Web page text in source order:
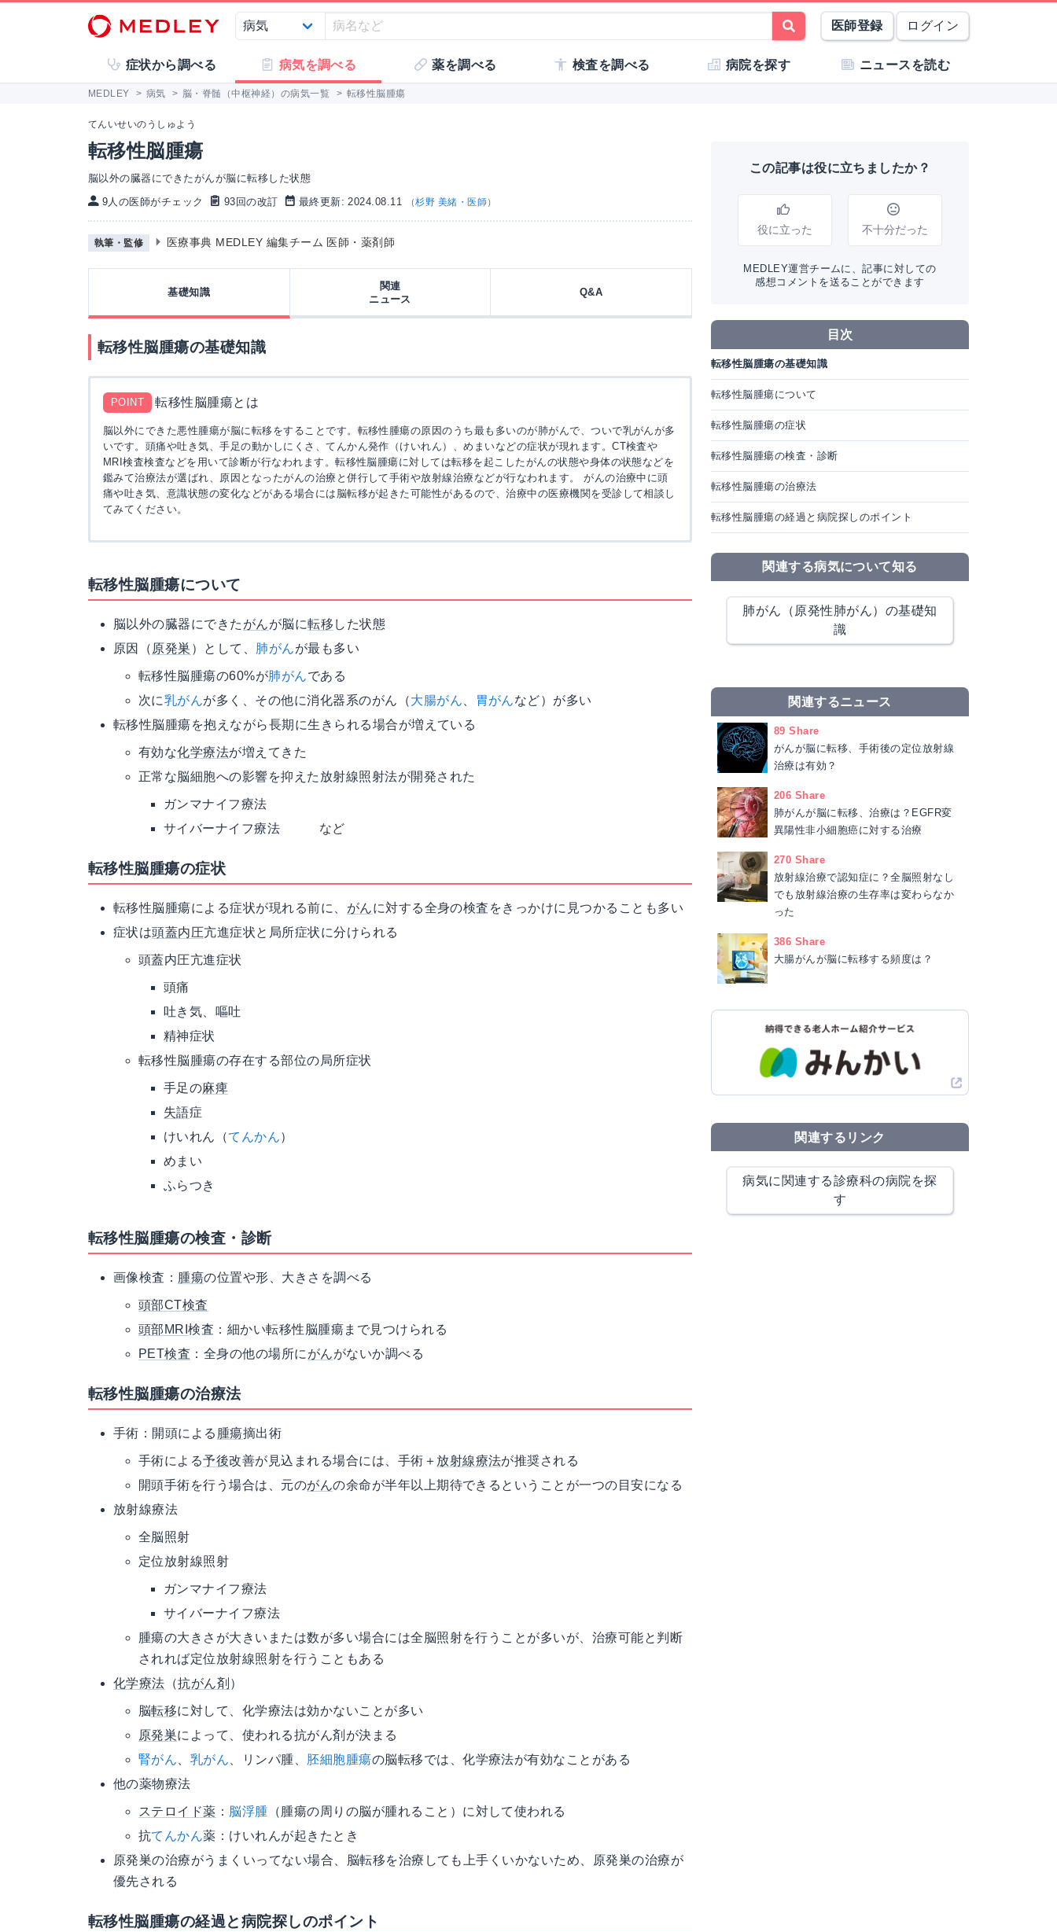
医師登録 ログイン
症状から調べる 病気を調べる 薬を調べる 検査を調べる 病院を探す ニュースを読む
MEDLEY > 病気 > 脳・脊髄（中枢神経）の病気一覧 > 転移性脳腫瘍
てんいせいのうしゅよう
転移性脳腫瘍
脳以外の臓器にできたがんが脳に転移した状態
9人の医師がチェック
93回の改訂 最終更新: 2024.08.11 （杉野 美緒・医師）
執筆・監修 医療事典 MEDLEY 編集チーム 医師・薬剤師
基礎知識
関連
ニュース
Q&A
転移性脳腫瘍の基礎知識
POINT 転移性脳腫瘍とは
脳以外にできた悪性腫瘍が脳に転移をすることです。転移性腫瘍の原因のうち最も多いのが肺がんで、ついで乳がんが多
いです。頭痛や吐き気、手足の動かしにくさ、てんかん発作（けいれん）、めまいなどの症状が現れます。CT検査や
MRI検査検査などを用いて診断が行なわれます。転移性脳腫瘍に対しては転移を起こしたがんの状態や身体の状態などを
鑑みて治療法が選ばれ、原因となったがんの治療と併行して手術や放射線治療などが行なわれます。 がんの治療中に頭
痛や吐き気、意識状態の変化などがある場合には脳転移が起きた可能性があるので、治療中の医療機関を受診して相談し
てみてください。
転移性脳腫瘍について
脳以外の臓器にできた がんが脳に転移 した状態
原因（ 原発巣 ）として、 肺がんが最も多い
転移性脳腫瘍の60%が肺がんである
次に乳がんが多く、その他に消化器系のがん（大腸がん 胃がんなど）が多い
転移性脳腫瘍を抱えながら長期に生きられる場合が増えている
有効な化学療法が増えてきた
正常な脳細胞への影響を抑えた放射線照射法が開発された
ガンマナイフ療法
サイバーナイフ療法 など
転移性脳腫瘍の症状
転移性脳腫瘍による症状が現れる前に、 がんに対する全身の検査をきっかけに見つかることも多い
症状は頭蓋内圧亢進症状と局所症状に分けられる
頭蓋内圧亢進症状
頭痛
吐き気、嘔吐
精神症状
転移性脳腫瘍の存在する部位の局所症状
手足の麻痺
失語症
けいれん（てんかん）
めまい
ふらつき
転移性脳腫瘍の検査・診断
画像検査： 腫瘍の位置や形、大きさを調べる
頭部CT検査
頭部MRI検査：細かい転移性脳腫瘍まで見つけられる
PET検査 ：全身の他の場所に がんがないか調べる
転移性脳腫瘍の治療法
手術：開頭による 腫瘍摘出術
手術による予後改善が見込まれる場合には、手術＋ 放射線療法が推奨される
開頭手術を行う場合は、元のがんの余命が半年以上期待できるということが一つの目安になる
放射線療法
全脳照射
定位放射線照射
ガンマナイフ療法
サイバーナイフ療法
腫瘍の大きさが大きいまたは数が多い場合には全脳照射を行うことが多いが、治療可能と判断
されれば定位放射線照射を行うこともある
化学療法 （抗がん剤 ）
脳転移に対して、化学療法は効かないことが多い
原発巣によって、使われる抗がん剤が決まる
腎がん
乳がん 、リンパ腫、 胚細胞腫瘍の脳転移では、化学療法が有効なことがある
他の薬物療法
ステロイド薬 ： 脳浮腫 （腫瘍の周りの脳が腫れること）に対して使われる
抗てんかん薬：けいれんが起きたとき
原発巣の治療がうまくいってない場合、脳転移を治療しても上手くいかないため、原発巣の治療が
優先される
転移性脳腫瘍の経過と病院探しのポイント
この記事は役に立ちましたか？
役に立った 不十分だった
MEDLEY運営チームに、記事に対しての
感想コメントを送ることができます
目次
転移性脳腫瘍の基礎知識
転移性脳腫瘍について
転移性脳腫瘍の症状
転移性脳腫瘍の検査・診断
転移性脳腫瘍の治療法
転移性脳腫瘍の経過と病院探しのポイント
関連する病気について知る
肺がん（原発性肺がん）の基礎知
識
関連するニュース
89 Share
がんが脳に転移、手術後の定位放射線
治療は有効？
206 Share
肺がんが脳に転移、治療は？EGFR変
異陽性非小細胞癌に対する治療
270 Share
放射線治療で認知症に？全脳照射なし
でも放射線治療の生存率は変わらなか
った
386 Share
大腸がんが脳に転移する頻度は？
関連するリンク
病気に関連する診療科の病院を探
す